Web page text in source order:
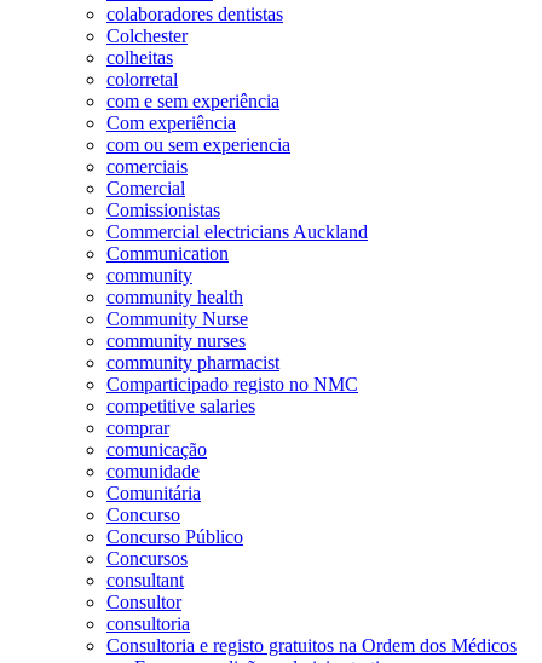
colaboradores dentistas
Colchester
colheitas
colorretal
com e sem experiência
Com experiência
com ou sem experiencia
comerciais
Comercial
Comissionistas
Commercial electricians Auckland
Communication
community
community health
Community Nurse
community nurses
community pharmacist
Comparticipado registo no NMC
competitive salaries
comprar
comunicação
comunidade
Comunitária
Concurso
Concurso Público
Concursos
consultant
Consultor
consultoria
Consultoria e registo gratuitos na Ordem dos Médicos